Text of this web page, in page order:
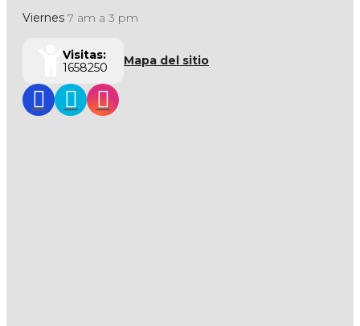
Viernes 7 am a 3 pm
Visitas:
1658250
Mapa del sitio